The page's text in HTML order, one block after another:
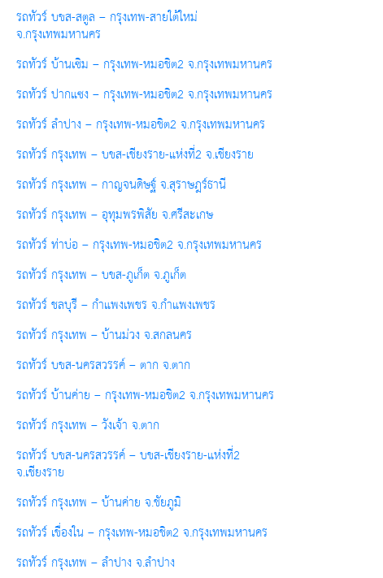
รถทัวร์ บขส-สตูล – กรุงเทพ-สายใต้ใหม่
จ.กรุงเทพมหานคร
รถทัวร์ บ้านเซิม – กรุงเทพ-หมอชิต2 จ.กรุงเทพมหานคร
รถทัวร์ ปากแซง – กรุงเทพ-หมอชิต2 จ.กรุงเทพมหานคร
รถทัวร์ ลำปาง – กรุงเทพ-หมอชิต2 จ.กรุงเทพมหานคร
รถทัวร์ กรุงเทพ – บขส-เชียงราย-แห่งที่2 จ.เชียงราย
รถทัวร์ กรุงเทพ – กาญจนดิษฐ์ จ.สุราษฎร์ธานี
รถทัวร์ กรุงเทพ – อุทุมพรพิสัย จ.ศรีสะเกษ
รถทัวร์ ท่าบ่อ – กรุงเทพ-หมอชิต2 จ.กรุงเทพมหานคร
รถทัวร์ กรุงเทพ – บขส-ภูเก็ต จ.ภูเก็ต
รถทัวร์ ชลบุรี – กำแพงเพชร จ.กำแพงเพชร
รถทัวร์ กรุงเทพ – บ้านม่วง จ.สกลนคร
รถทัวร์ บขส-นครสวรรค์ – ตาก จ.ตาก
รถทัวร์ บ้านค่าย – กรุงเทพ-หมอชิต2 จ.กรุงเทพมหานคร
รถทัวร์ กรุงเทพ – วังเจ้า จ.ตาก
รถทัวร์ บขส-นครสวรรค์ – บขส-เชียงราย-แห่งที่2
จ.เชียงราย
รถทัวร์ กรุงเทพ – บ้านค่าย จ.ชัยภูมิ
รถทัวร์ เขื่องใน – กรุงเทพ-หมอชิต2 จ.กรุงเทพมหานคร
รถทัวร์ กรุงเทพ – ลำปาง จ.ลำปาง